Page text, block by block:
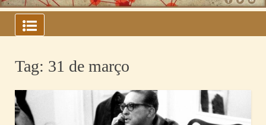
ARQUIVOS DO BLOCO
SOVIÉTICO
Tag: 31 de março